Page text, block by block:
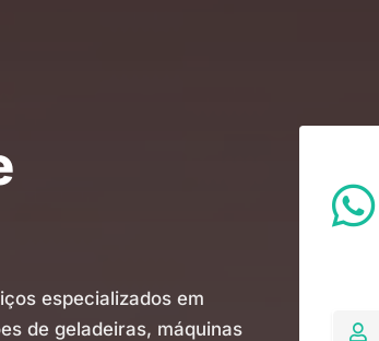
especializados em
de geladeiras, máquinas